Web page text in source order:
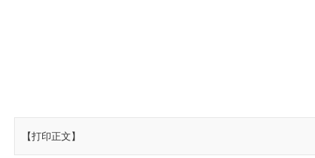
【打印正文】